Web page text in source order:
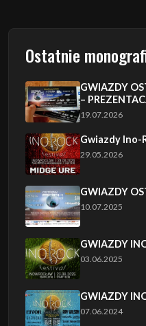
Ostatnie
GWIAZDY
–
19.07.2026
Gwiazdy Ino-
29.05.2026
GWIAZDY
10.07.2025
GWIAZDY
03.06.2025
GWIAZDY
07.06.2024